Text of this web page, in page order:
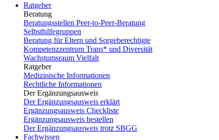
Ratgeber
Beratung
Beratungsstellen Peer-to-Peer-Beratung
Selbsthilfegruppen
Beratung für Eltern und Sorgeberechtigte
Kompetenzzentrum Trans* und Diversität
Wachstumsraum Vielfalt
Ratgeber
Medizinische Informationen
Rechtliche Informationen
Der Ergänzungsausweis
Der Ergänzungsausweis erklärt
Ergänzungsausweis Checkliste
Ergänzungsausweis bestellen
Der Ergänzungsausweis trotz SBGG
Fachwissen